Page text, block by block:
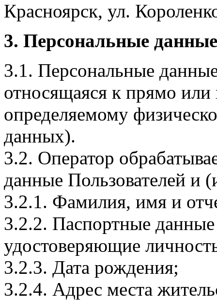
Красноярск, ул.
3. Персональные
3.1. Персональные
относящаяся к прямо
определяемому
данных).
3.2. Оператор
данные Пользователей и
3.2.1. Фамилия, имя и
3.2.2. Паспортные
удостоверяющие
3.2.3. Дата рождения;
3.2.4. Адрес места